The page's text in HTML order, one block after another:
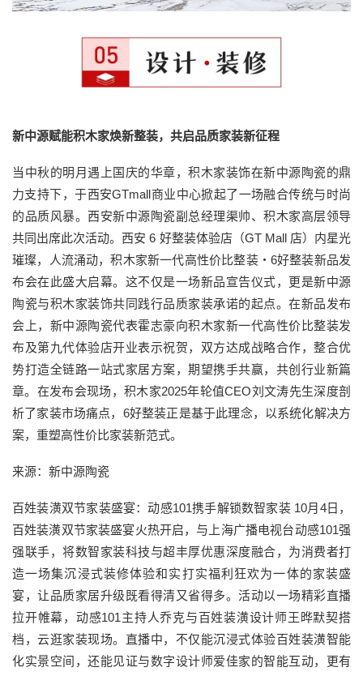
新中源赋能积木家焕新整装，共启品质家装新征程
当中秋的明月遇上国庆的华章，积木家装饰在新中源陶瓷的鼎
力支持下，于西安GTmall商业中心掀起了一场融合传统与时尚
的品质风暴。西安新中源陶瓷副总经理渠帅、积木家高层领导
共同出席此次活动。西安 6 好整装体验店（GT Mall 店）内星光
璀璨，人流涌动，积木家新一代高性价比整装・6好整装新品发
布会在此盛大启幕。这不仅是一场新品宣告仪式，更是新中源
陶瓷与积木家装饰共同践行品质家装承诺的起点。在新品发布
会上，新中源陶瓷代表霍志豪向积木家新一代高性价比整装发
布及第九代体验店开业表示祝贺，双方达成战略合作，整合优
势打造全链路一站式家居方案，期望携手共赢，共创行业新篇
章。在发布会现场，积木家2025年轮值CEO刘文涛先生深度剖
析了家装市场痛点，6好整装正是基于此理念，以系统化解决方
案，重塑高性价比家装新范式。
来源：新中源陶瓷
百姓装潢双节家装盛宴：动感101携手解锁数智家装 10月4日，
百姓装潢双节家装盛宴火热开启，与上海广播电视台动感101强
强联手，将数智家装科技与超丰厚优惠深度融合，为消费者打
造一场集沉浸式装修体验和实打实福利狂欢为一体的家装盛
宴，让品质家居升级既看得清又省得多。活动以一场精彩直播
拉开帷幕，动感101主持人乔克与百姓装潢设计师王晔默契搭
档，云逛家装现场。直播中，不仅能沉浸式体验百姓装潢智能
化实景空间，还能见证与数字设计师爱佳家的智能互动，更有